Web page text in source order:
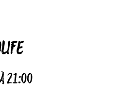
21:00